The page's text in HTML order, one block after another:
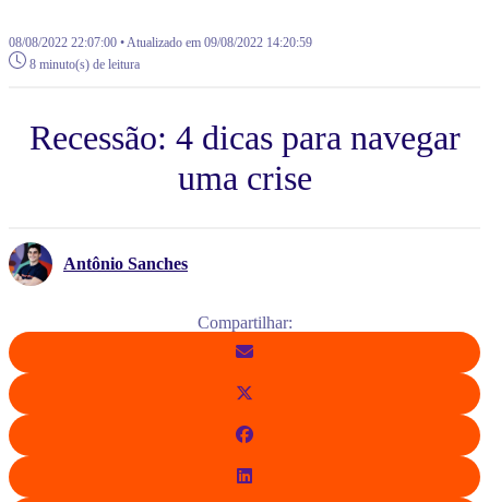
08/08/2022 22:07:00 • Atualizado em 09/08/2022 14:20:59
8 minuto(s) de leitura
Recessão: 4 dicas para navegar
uma crise
Antônio Sanches
Compartilhar: